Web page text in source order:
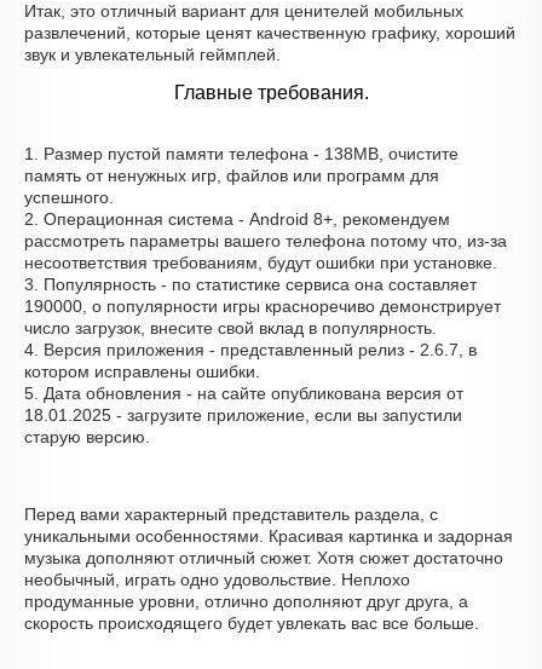
Итак, это отличный вариант для ценителей мобильных
развлечений, которые ценят качественную графику, хороший
звук и увлекательный геймплей.
Главные требования.
1. Размер пустой памяти телефона - 138MB, очистите
память от ненужных игр, файлов или программ для
успешного.
2. Операционная система - Android 8+, рекомендуем
рассмотреть параметры вашего телефона потому что, из-за
несоответствия требованиям, будут ошибки при установке.
3. Популярность - по статистике сервиса она составляет
190000, о популярности игры красноречиво демонстрирует
число загрузок, внесите свой вклад в популярность.
4. Версия приложения - представленный релиз - 2.6.7, в
котором исправлены ошибки.
5. Дата обновления - на сайте опубликована версия от
18.01.2025 - загрузите приложение, если вы запустили
старую версию.
Перед вами характерный представитель раздела, с
уникальными особенностями. Красивая картинка и задорная
музыка дополняют отличный сюжет. Хотя сюжет достаточно
необычный, играть одно удовольствие. Неплохо
продуманные уровни, отлично дополняют друг друга, а
скорость происходящего будет увлекать вас все больше.